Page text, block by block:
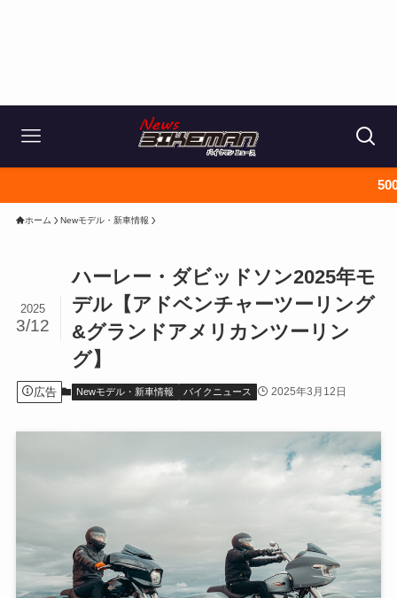
5000円以上で
ホーム Newモデル・新車情報
ハーレー・ダビッドソン2025年モ
デル【アドベンチャーツーリング
&グランドアメリカンツーリン
グ】
2025
3/12
広告 Newモデル・新車情報 バイクニュース 2025年3月12日